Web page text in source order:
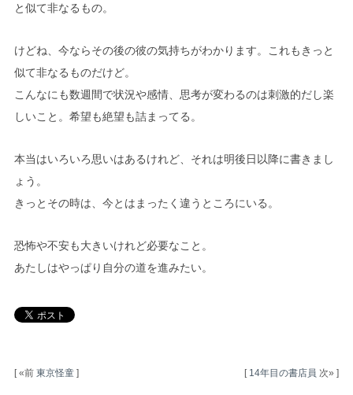
と似て非なるもの。
けどね、今ならその後の彼の気持ちがわかります。これもきっと
似て非なるものだけど。
こんなにも数週間で状況や感情、思考が変わるのは刺激的だし楽
しいこと。希望も絶望も詰まってる。
本当はいろいろ思いはあるけれど、それは明後日以降に書きまし
ょう。
きっとその時は、今とはまったく違うところにいる。
恐怖や不安も大きいけれど必要なこと。
あたしはやっぱり自分の道を進みたい。
[ «前 東京怪童 ] [ 14年目の書店員 次» ]